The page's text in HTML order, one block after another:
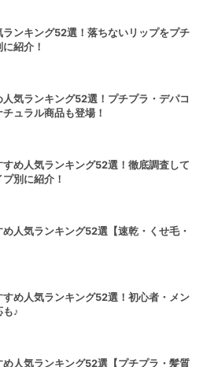
ランキング52選！落ちないリップをプチ
紹介！
気ランキング52選！プチプラ・デパコ
ュラル商品も登場！
すめ人気ランキング52選！徹底調査して
別に紹介！
め人気ランキング52選【速乾・くせ毛・
め人気ランキング52選！初心者・メン
も♪
人気ランキング52選【プチプラ・髪質